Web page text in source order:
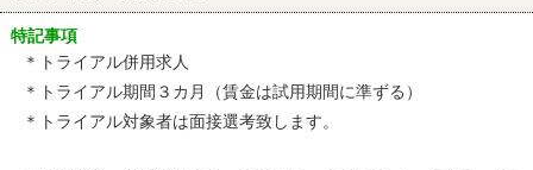
特記事項
＊トライアル併用求人
＊トライアル期間３カ月（賃金は試用期間に準ずる）
＊トライアル対象者は面接選考致します。